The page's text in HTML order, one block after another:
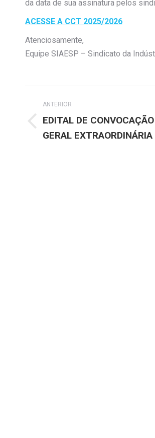
da data de sua assinatura pelos
ACESSE A CCT 2025/2026
Atenciosamente,
Equipe SIAESP – Sindicato da
de
post:
ANTERIOR
anterior:
EDITAL DE
GERAL EXTRAORDINÁRIA